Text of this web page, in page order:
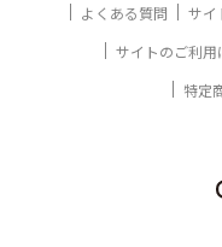
よくある質問 サイ
サイトのご利用
特定